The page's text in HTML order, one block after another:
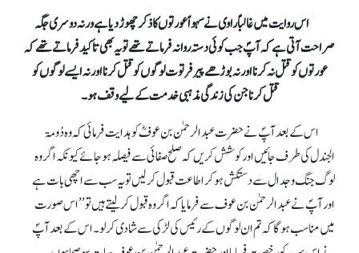
اس روایت میں غالباً راوی نے سہواً عورتوں کا ذکر چھوڑ دیا ہے ورنہ دوسری جگہ
صراحت آتی ہے کہ آپؐ جب کوئی دستہ روانہ فرماتے تھے تویہ بھی تاکید فرماتے تھے کہ
عورتوں کوقتل نہ کرنا اور نہ بوڑھے پیر فرتوت لوگوں کو قتل کرنا اور نہ ایسے لوگوں کو
قتل کرنا جن کی زندگی مذہبی خدمت کے لیے وقف ہو۔
اس کے بعد آپؐ نے حضرت عبدالرحمٰن بن عوفؓ کو ہدایت فرمائی کہ وہ دُومۃ
الجندل کی طرف جائیں اور کوشش کریں کہ صلح صفائی سے فیصلہ ہو جائے کیونکہ اگر وہ
لوگ جنگ وجدال سے دستکش ہو کر اطاعت قبول کر لیں تو یہ سب سے اچھی بات ہے
اور آپؐ نے عبدالرحمٰن بن عوف سے فرمایا کہ اگر وہ قبول کر لیتے ہیں تو ’’ اس صورت
میں مناسب ہوگا کہ تم ان لوگوں کے رئیس کی لڑکی سے شادی کر لو۔ اس کے بعد آپؐ